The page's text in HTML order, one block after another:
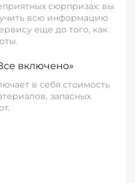
сюрпризах: вы
всю информацию
еще до того, как
включено»
в себя стоимость
запасных